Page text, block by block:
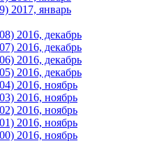
2017, январь
2016, декабрь
2016, декабрь
2016, декабрь
2016, декабрь
2016, ноябрь
2016, ноябрь
2016, ноябрь
2016, ноябрь
2016, ноябрь